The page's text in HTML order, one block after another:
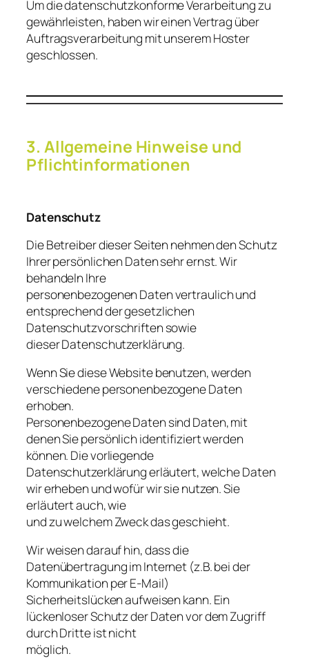
Um die datenschutzkonforme Verarbeitung zu
gewährleisten, haben wir einen Vertrag über
Auftragsverarbeitung mit unserem Hoster
geschlossen.
3. Allgemeine Hinweise und
Pflichtinformationen
Datenschutz
Die Betreiber dieser Seiten nehmen den Schutz
Ihrer persönlichen Daten sehr ernst. Wir
behandeln Ihre
personenbezogenen Daten vertraulich und
entsprechend der gesetzlichen
Datenschutzvorschriften sowie
dieser Datenschutzerklärung.
Wenn Sie diese Website benutzen, werden
verschiedene personenbezogene Daten
erhoben.
Personenbezogene Daten sind Daten, mit
denen Sie persönlich identifiziert werden
können. Die vorliegende
Datenschutzerklärung erläutert, welche Daten
wir erheben und wofür wir sie nutzen. Sie
erläutert auch, wie
und zu welchem Zweck das geschieht.
Wir weisen darauf hin, dass die
Datenübertragung im Internet (z.B. bei der
Kommunikation per E-Mail)
Sicherheitslücken aufweisen kann. Ein
lückenloser Schutz der Daten vor dem Zugriff
durch Dritte ist nicht
möglich.